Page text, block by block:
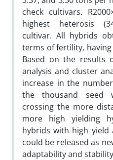
check cultivars.
highest heterosis
cultivar. All hybrids
terms of fertility,
Based on the results
analysis and cluster
increase in the
the thousand seed
crossing the more
more high yielding
hybrids with high
could be released as
adaptability and